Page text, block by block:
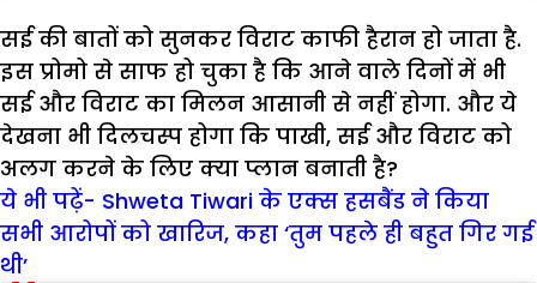
सई की बातों को सुनकर विराट काफी हैरान हो जाता है.
इस प्रोमो से साफ हो चुका है कि आने वाले दिनों में भी
सई और विराट का मिलन आसानी से नहीं होगा. और ये
देखना भी दिलचस्प होगा कि पाखी, सई और विराट को
अलग करने के लिए क्या प्लान बनाती है?
ये भी पढ़ें- Shweta Tiwari के एक्स हसबैंड ने किया
सभी आरोपों को खारिज, कहा ‘तुम पहले ही बहुत गिर गई
थी’